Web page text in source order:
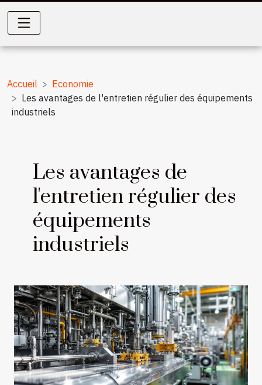
Accueil
Economie
Les avantages de l'entretien régulier des équipements
industriels
Les avantages de
l'entretien régulier des
équipements
industriels